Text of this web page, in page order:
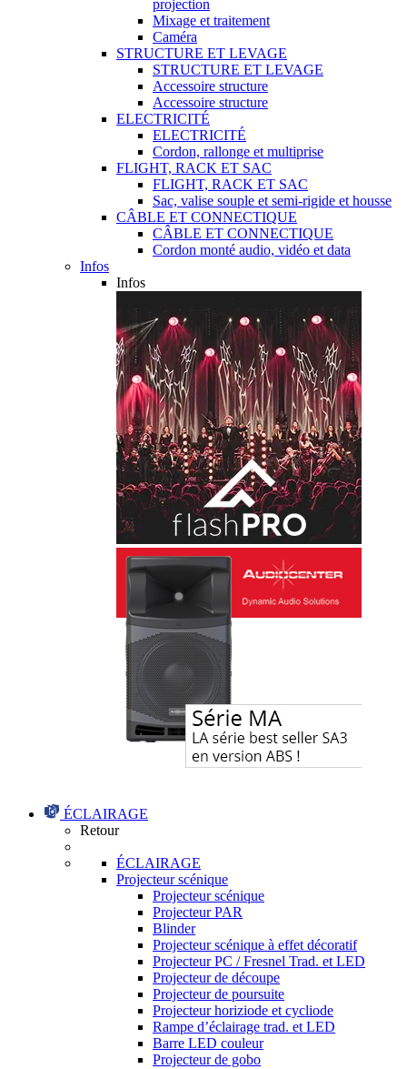
projection
Mixage et traitement
Caméra
STRUCTURE ET LEVAGE
STRUCTURE ET LEVAGE
Accessoire structure
Accessoire structure
ELECTRICITÉ
ELECTRICITÉ
Cordon, rallonge et multiprise
FLIGHT, RACK ET SAC
FLIGHT, RACK ET SAC
Sac, valise souple et semi-rigide et housse
CÂBLE ET CONNECTIQUE
CÂBLE ET CONNECTIQUE
Cordon monté audio, vidéo et data
Infos
Infos
ÉCLAIRAGE
Retour
ÉCLAIRAGE
Projecteur scénique
Projecteur scénique
Projecteur PAR
Blinder
Projecteur scénique à effet décoratif
Projecteur PC / Fresnel Trad. et LED
Projecteur de découpe
Projecteur de poursuite
Projecteur horiziode et cycliode
Rampe d’éclairage trad. et LED
Barre LED couleur
Projecteur de gobo